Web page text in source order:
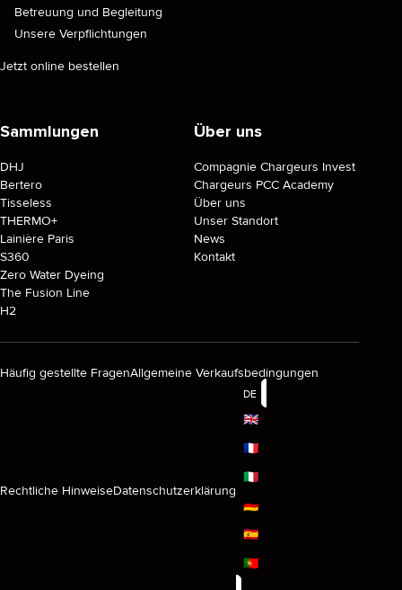
Betreuung und Begleitung
Unsere Verpflichtungen
Jetzt online bestellen
Sammlungen
DHJ
Bertero
Tisseless
THERMO+
Lainière Paris
S360
Zero Water Dyeing
The Fusion Line
H2
Über uns
Compagnie Chargeurs Invest
Chargeurs PCC Academy
Über uns
Unser Standort
News
Kontakt
Häufig gestellte FragenAllgemeine Verkaufsbedingungen
Rechtliche HinweiseDatenschutzerklärung
DE
🇬🇧
🇫🇷
🇮🇹
🇩🇪
🇪🇸
🇵🇹